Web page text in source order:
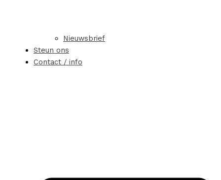
Nieuwsbrief
Steun ons
Contact / info